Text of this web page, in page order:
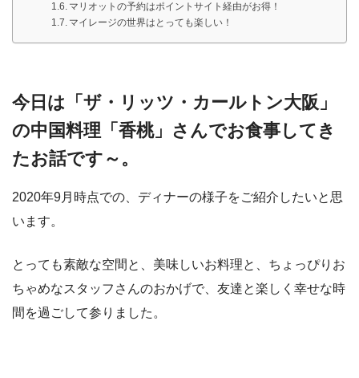
マリオットの予約はポイントサイト経由がお得！
マイレージの世界はとっても楽しい！
今日は「ザ・リッツ・カールトン大阪」
の中国料理「香桃」さんでお食事してき
たお話です～。
2020年9月時点での、ディナーの様子をご紹介したいと思
います。
とっても素敵な空間と、美味しいお料理と、ちょっぴりお
ちゃめなスタッフさんのおかげで、友達と楽しく幸せな時
間を過ごして参りました。